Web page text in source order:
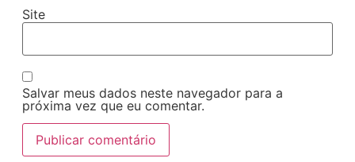
Site
Salvar meus dados neste navegador para a
próxima vez que eu comentar.